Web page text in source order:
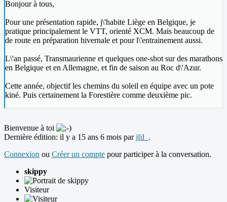
Bonjour à tous,
Pour une présentation rapide, j\'habite Liège en Belgique, je
pratique principalement le VTT, orienté XCM. Mais beaucoup de
de route en préparation hivernale et pour l\'entrainement aussi.
L\'an passé, Transmaurienne et quelques one-shot sur des marathons
en Belgique et en Allemagne, et fin de saison au Roc d\'Azur.
Cette année, objectif les chemins du soleil en équipe avec un pote
kiné. Puis certainement la Forestière comme deuxième pic.
Bienvenue à toi
Dernière édition: il y a 15 ans 6 mois parjfd_ .
Connexion ou Créer un compte pour participer à la conversation.
skippy
Visiteur